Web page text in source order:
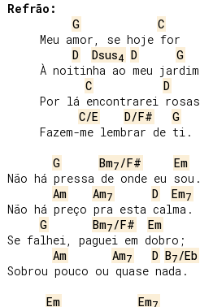
Refrão:
G
C
D
Dsus4 D
G
C
D
C/E
D/F#
G
G
Bm7/F#
Em
Não há pressa de onde eu sou.
Am
Am7 D Em7
Não há preço pra esta calma.
G
Bm7/F#
Em
Se falhei, paguei em dobro;
Am
Am7 D B7/Eb
Sobrou pouco ou quase nada.
Em
Em